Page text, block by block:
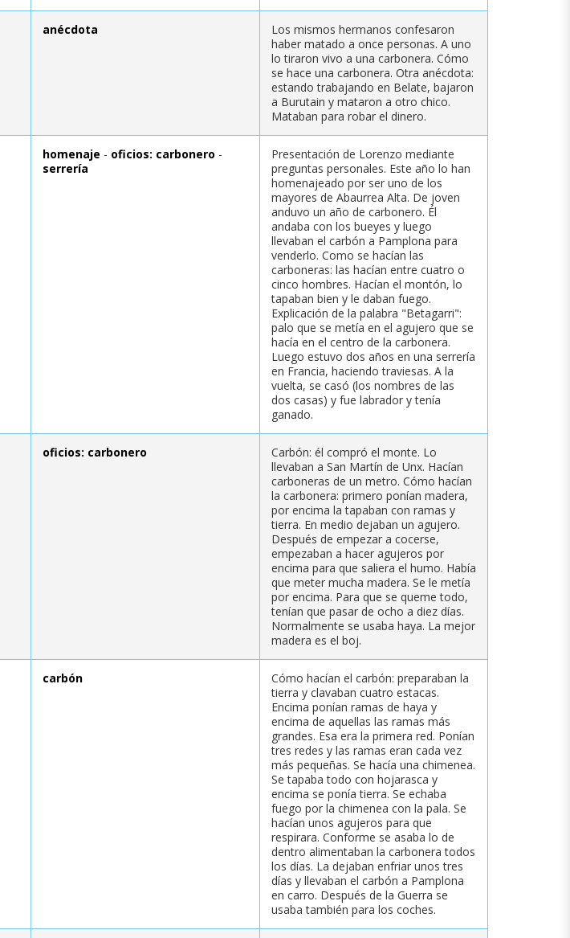
anécdota
Los mismos hermanos confesaron
haber matado a once personas. A uno
lo tiraron vivo a una carbonera. Cómo
se hace una carbonera. Otra anécdota:
estando trabajando en Belate, bajaron
a Burutain y mataron a otro chico.
Mataban para robar el dinero.
homenaje - oficios: carbonero -
serrería
Presentación de Lorenzo mediante
preguntas personales. Este año lo han
homenajeado por ser uno de los
mayores de Abaurrea Alta. De joven
anduvo un año de carbonero. Él
andaba con los bueyes y luego
llevaban el carbón a Pamplona para
venderlo. Como se hacían las
carboneras: las hacían entre cuatro o
cinco hombres. Hacían el montón, lo
tapaban bien y le daban fuego.
Explicación de la palabra "Betagarri":
palo que se metía en el agujero que se
hacía en el centro de la carbonera.
Luego estuvo dos años en una serrería
en Francia, haciendo traviesas. A la
vuelta, se casó (los nombres de las
dos casas) y fue labrador y tenía
ganado.
oficios: carbonero
Carbón: él compró el monte. Lo
llevaban a San Martín de Unx. Hacían
carboneras de un metro. Cómo hacían
la carbonera: primero ponían madera,
por encima la tapaban con ramas y
tierra. En medio dejaban un agujero.
Después de empezar a cocerse,
empezaban a hacer agujeros por
encima para que saliera el humo. Había
que meter mucha madera. Se le metía
por encima. Para que se queme todo,
tenían que pasar de ocho a diez días.
Normalmente se usaba haya. La mejor
madera es el boj.
carbón
Cómo hacían el carbón: preparaban la
tierra y clavaban cuatro estacas.
Encima ponían ramas de haya y
encima de aquellas las ramas más
grandes. Esa era la primera red. Ponían
tres redes y las ramas eran cada vez
más pequeñas. Se hacía una chimenea.
Se tapaba todo con hojarasca y
encima se ponía tierra. Se echaba
fuego por la chimenea con la pala. Se
hacían unos agujeros para que
respirara. Conforme se asaba lo de
dentro alimentaban la carbonera todos
los días. La dejaban enfriar unos tres
días y llevaban el carbón a Pamplona
en carro. Después de la Guerra se
usaba también para los coches.